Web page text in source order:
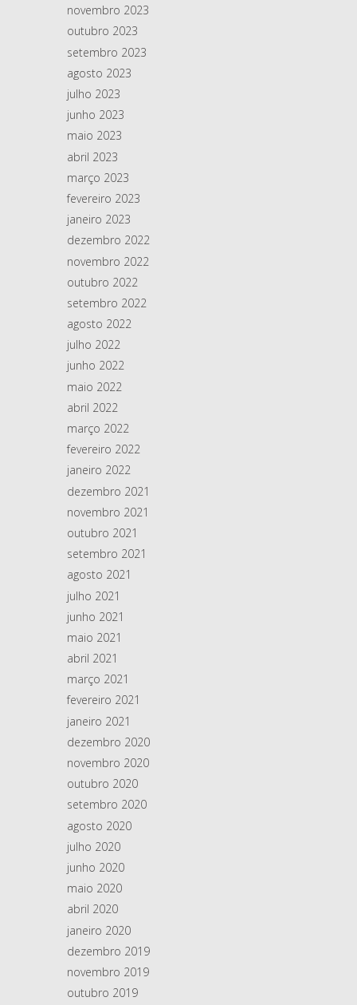
novembro 2023
outubro 2023
setembro 2023
agosto 2023
julho 2023
junho 2023
maio 2023
abril 2023
março 2023
fevereiro 2023
janeiro 2023
dezembro 2022
novembro 2022
outubro 2022
setembro 2022
agosto 2022
julho 2022
junho 2022
maio 2022
abril 2022
março 2022
fevereiro 2022
janeiro 2022
dezembro 2021
novembro 2021
outubro 2021
setembro 2021
agosto 2021
julho 2021
junho 2021
maio 2021
abril 2021
março 2021
fevereiro 2021
janeiro 2021
dezembro 2020
novembro 2020
outubro 2020
setembro 2020
agosto 2020
julho 2020
junho 2020
maio 2020
abril 2020
janeiro 2020
dezembro 2019
novembro 2019
outubro 2019